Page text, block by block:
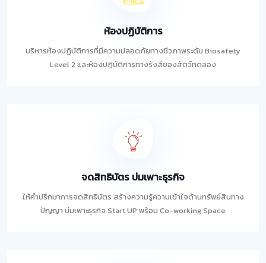
ห้องปฏิบัติการ
บริหารห้องปฏิบัติการที่มีความปลอดภัยทางชีวภาพระดับ Biosafety
Level 2 และห้องปฏิบัติการทางรังสีของสัตว์ทดลอง
จดสิทธิบัตร บ่มเพาะธุรกิจ
ให้คำปรึกษาการจดสิทธิบัตร สร้างความรู้ความเข้าใจด้านทรัพย์สินทาง
ปัญญา บ่มเพาะธุรกิจ Start UP พร้อม Co-working Space